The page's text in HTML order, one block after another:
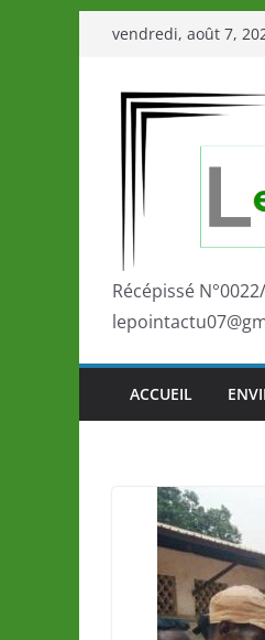
Passer
contenu
vendredi, août 7,
Récépissé
ACCUEIL